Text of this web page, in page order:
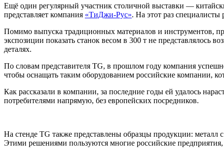
Ещё один регулярный участник столичной выставки —
представляет компания «ТиДжи-Рус». На этот раз
Помимо выпуска традиционных материалов и инструментов,
экспозиции показать станок весом в 300 т не представлялось
деталях.
По словам представителя TG, в прошлом году компания
чтобы оснащать таким оборудованием российские компании,
Как рассказали в компании, за последние годы ей удалось
потребителями напрямую, без европейских посредников.
На стенде TG также представлены образцы продукции:
Этими решениями пользуются многие российские